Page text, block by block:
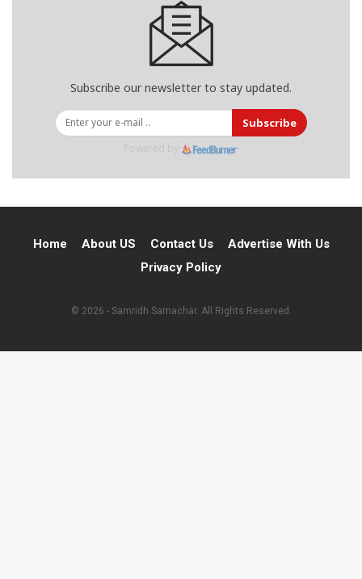
Subscribe our newsletter to stay updated.
Subscribe
Home About US Contact Us
Advertise With Us
Privacy Policy
© 2026 - Samridh Samachar. All Rights Reserved.